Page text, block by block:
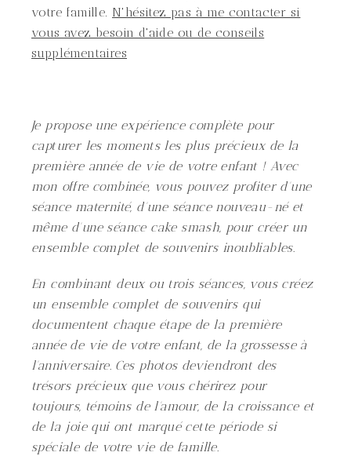
votre famille. N'hésitez pas à me contacter si
vous avez besoin d'aide ou de conseils
supplémentaires
Je propose une expérience complète pour
capturer les moments les plus précieux de la
première année de vie de votre enfant ! Avec
mon offre combinée, vous pouvez profiter d'une
séance maternité, d'une séance nouveau-né et
même d'une séance cake smash, pour créer un
ensemble complet de souvenirs inoubliables.
En combinant deux ou trois séances, vous créez
un ensemble complet de souvenirs qui
documentent chaque étape de la première
année de vie de votre enfant, de la grossesse à
l'anniversaire. Ces photos deviendront des
trésors précieux que vous chérirez pour
toujours, témoins de l'amour, de la croissance et
de la joie qui ont marqué cette période si
spéciale de votre vie de famille.